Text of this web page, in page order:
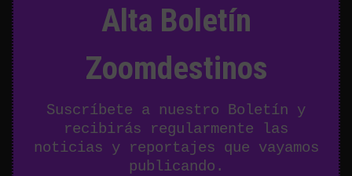
Alta Boletín
Zoomdestinos
Suscríbete a nuestro Boletín y
recibirás regularmente las
noticias y reportajes que vayamos
publicando.